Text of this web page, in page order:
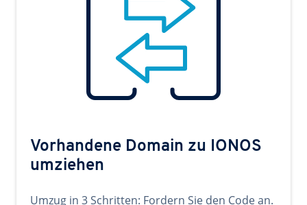
Vorhandene Domain zu IONOS
umziehen
Umzug in 3 Schritten: Fordern Sie den Code an.